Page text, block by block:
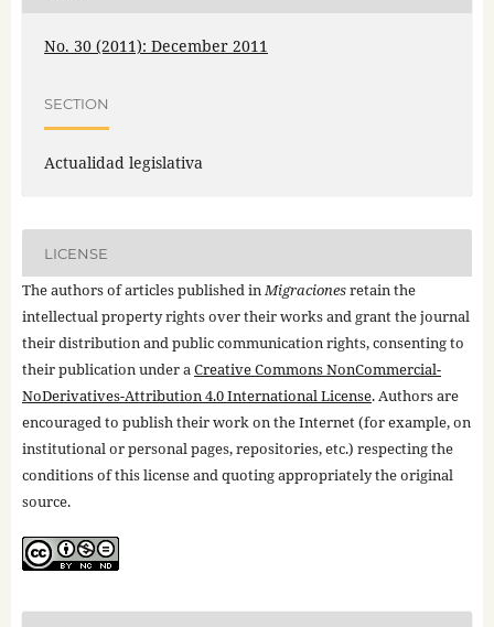
No. 30 (2011): December 2011
SECTION
Actualidad legislativa
LICENSE
The authors of articles published inMigracionesretain the
intellectual property rights over their works and grant the journal
their distribution and public communication rights, consenting to
their publication under aCreative Commons NonCommercial-
NoDerivatives-Attribution 4.0 International License. Authors are
encouraged to publish their work on the Internet (for example, on
institutional or personal pages, repositories, etc.) respecting the
conditions of this license and quoting appropriately the original
source.